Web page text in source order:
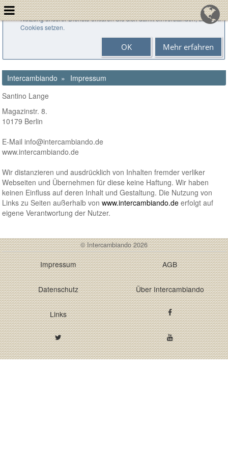
Cookies helfen uns bei der Bereitstellung unserer Dienste. Durch die
Nutzung unserer Dienste erklären Sie sich damit einverstanden, dass wir
Cookies setzen.
OK Mehr erfahren
Intercambiando
Impressum
Santino Lange
Magazinstr. 8.
10179 Berlin
E-Mail info@intercambiando.de
www.intercambiando.de
Wir distanzieren und ausdrücklich von Inhalten fremder verliker
Webseiten und Übernehmen für diese keine Haftung. Wir haben
keinen Einfluss auf deren Inhalt und Gestaltung. Die Nutzung von
Links zu Seiten außerhalb vonwww.intercambiando.de erfolgt auf
eigene Verantwortung der Nutzer.
© Intercambiando 2026
Impressum AGB
Datenschutz Über Intercambiando
Links